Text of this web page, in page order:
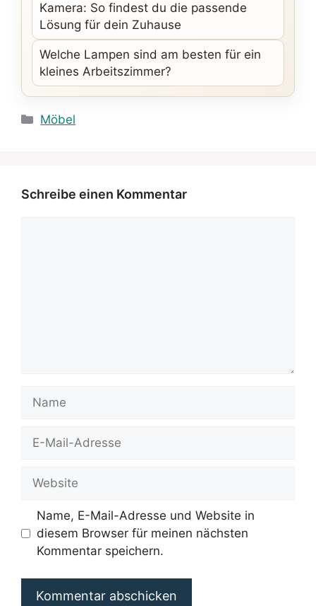
Kamera: So findest du die passende
Lösung für dein Zuhause
Welche Lampen sind am besten für ein
kleines Arbeitszimmer?
Kategorien
Möbel
Schreibe einen Kommentar
Name
Website
Name, E-Mail-Adresse und Website in
diesem Browser für meinen nächsten
Kommentar speichern.